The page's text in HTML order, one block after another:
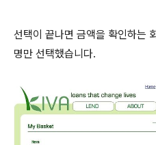
선택이 끝나면 금액을 확인하는
명만 선택했습니다.